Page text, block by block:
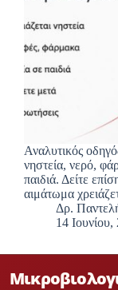
Αναλυτικός
νηστεία, νερό,
παιδιά. Δείτε
αιμάτωμα
Δρ.
14